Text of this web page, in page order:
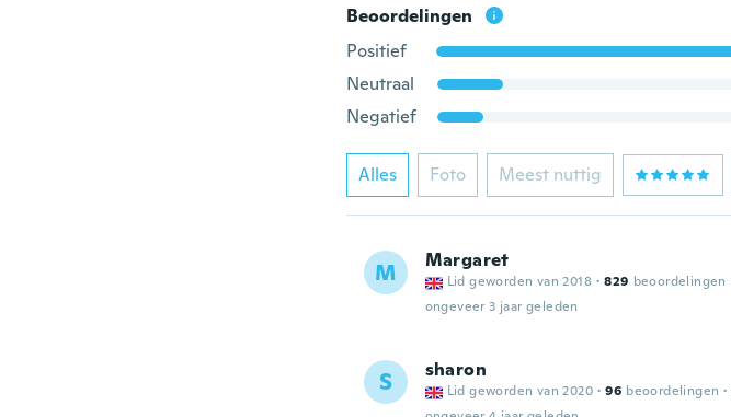
Beoordelingen
Positief
Neutraal
Negatief
Alles Foto Meest nuttig
M Margaret
Lid geworden van 2018 · 829 beoordelingen
ongeveer 3 jaar geleden
S sharon
Lid geworden van 2020 · 96 beoordelingen ·